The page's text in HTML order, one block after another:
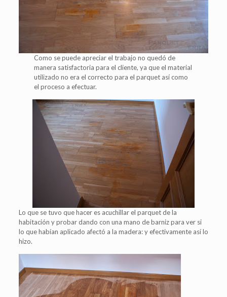
Como se puede apreciar el trabajo no quedó de
manera satisfactoria para el cliente, ya que el material
utilizado no era el correcto para el parquet así como
el proceso a efectuar.
Lo que se tuvo que hacer es acuchillar el parquet de la
habitación y probar dando con una mano de barniz para ver si
lo que habían aplicado afectó a la madera: y efectivamente así lo
hizo.